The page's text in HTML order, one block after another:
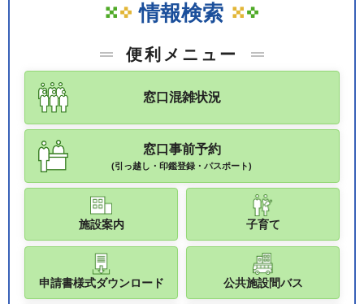
情報検索
便利メニュー
窓口混雑状況
窓口事前予約
(引っ越し・印鑑登録・パスポート)
施設案内 子育て
申請書様式ダウンロード 公共施設間バス